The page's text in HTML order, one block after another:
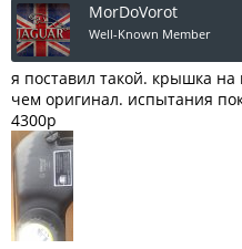
MorDoVorot
Well-Known Member
я поставил такой. крышка
чем оригинал. испытания
4300р